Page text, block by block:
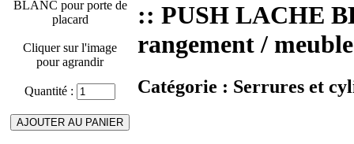
Cliquer sur l'image
pour agrandir
Quantité :
:: PUSH LACHE
rangement /
Catégorie : Serrures et